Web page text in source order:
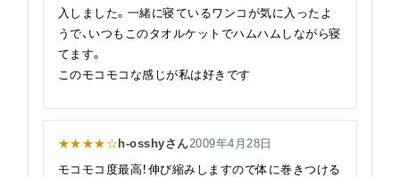
入しました。一緒に寝ているワンコが気に入ったよ
うで、いつもこのタオルケットでハムハムしながら寝
てます。
このモコモコな感じが私は好きです
★★★★☆h-osshyさん2009年4月28日
モコモコ度最高！伸び縮みしますので体に巻きつける